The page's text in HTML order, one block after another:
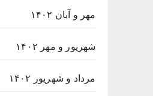
مهر و آبان ۱۴۰۲
شهریور و مهر ۱۴۰۲
مرداد و شهریور ۱۴۰۲